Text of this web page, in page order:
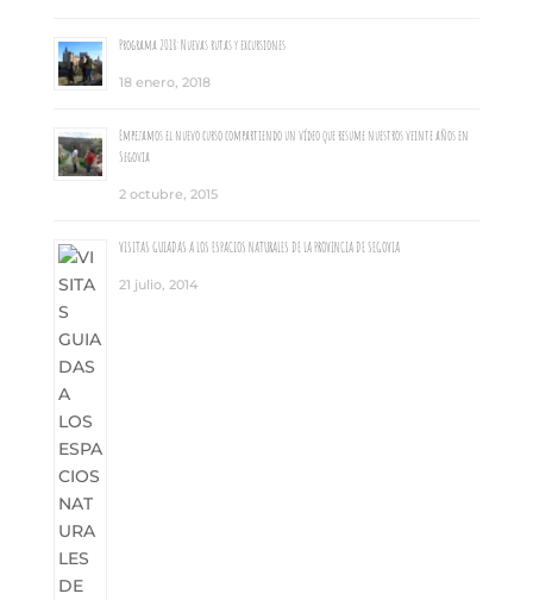
Programa 2018: Nuevas rutas y excursiones
18 enero, 2018
Empezamos el nuevo curso compartiendo un vídeo que resume nuestros veinte años en
Segovia
2 octubre, 2015
VISITAS GUIADAS A LOS ESPACIOS NATURALES DE LA PROVINCIA DE SEGOVIA
21 julio, 2014